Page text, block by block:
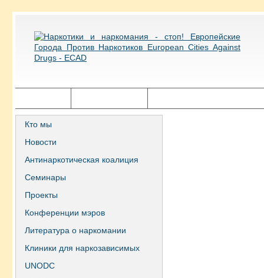
Кто мы
Новости
Антинаркотическая коалиция
Семинары
Проекты
Конференции мэров
Литература о наркомании
Клиники для наркозависимых
UNODC